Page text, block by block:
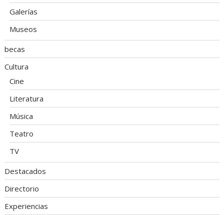
Galerías
Museos
becas
Cultura
Cine
Literatura
Música
Teatro
TV
Destacados
Directorio
Experiencias